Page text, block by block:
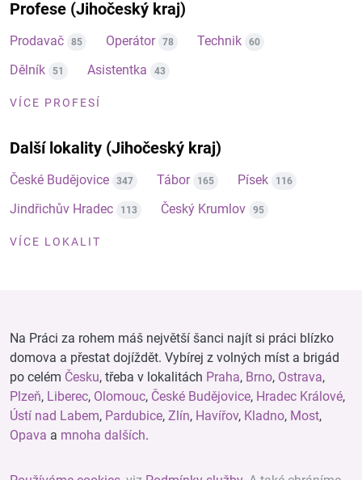
Profese (Jihočeský kraj)
Prodavač 85 Operátor 78 Technik 60
Dělník 51 Asistentka 43
VÍCE PROFESÍ
Další lokality (Jihočeský kraj)
České Budějovice 347 Tábor 165 Písek 116
Jindřichův Hradec 113 Český Krumlov 95
VÍCE LOKALIT
Na Práci za rohem máš největší šanci najít si práci blízko
domova a přestat dojíždět. Vybírej z volných míst a brigád
po celém Česku, třeba v lokalitách Praha, Brno, Ostrava,
Plzeň, Liberec, Olomouc, České Budějovice, Hradec Králové,
Ústí nad Labem, Pardubice, Zlín, Havířov, Kladno, Most,
Opava a mnoha dalších.